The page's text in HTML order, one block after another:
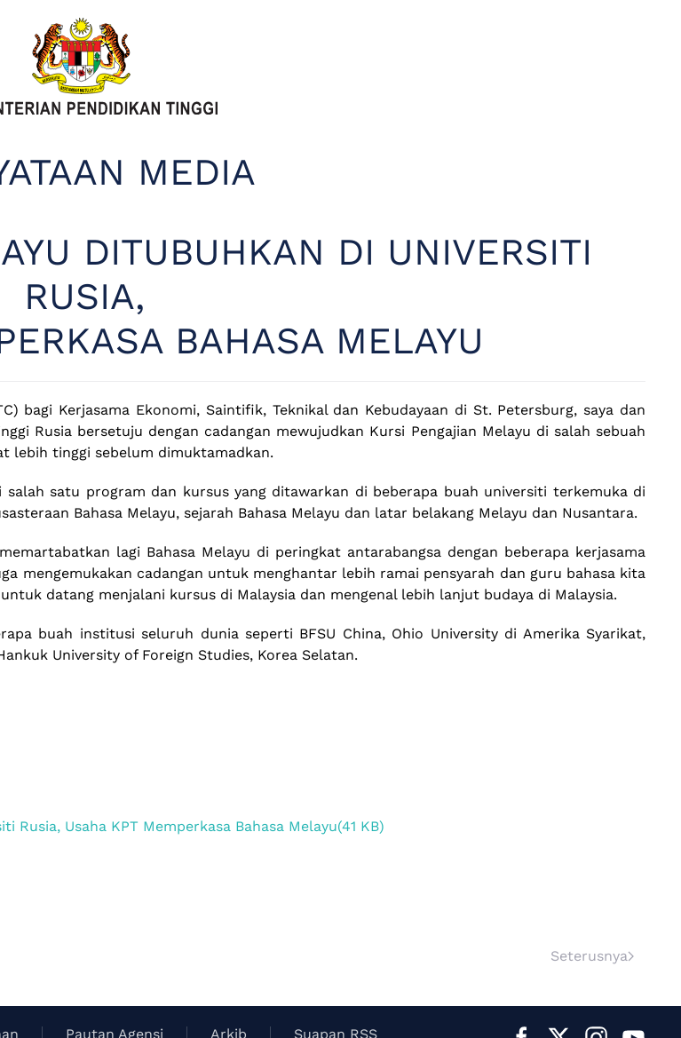
MEDIA
DITUBUHKAN DI UNIVERSITI
RUSIA,
BAHASA MELAYU
bagi Kerjasama Ekonomi, Saintifik, Teknikal dan Kebudayaan di St. Petersburg, saya dan
Rusia bersetuju dengan cadangan mewujudkan Kursi Pengajian Melayu di salah sebuah
lebih tinggi sebelum dimuktamadkan.
satu program dan kursus yang ditawarkan di beberapa buah universiti terkemuka di
Bahasa Melayu, sejarah Bahasa Melayu dan latar belakang Melayu dan Nusantara.
lagi Bahasa Melayu di peringkat antarabangsa dengan beberapa kerjasama
mengemukakan cadangan untuk menghantar lebih ramai pensyarah dan guru bahasa kita
datang menjalani kursus di Malaysia dan mengenal lebih lanjut budaya di Malaysia.
buah institusi seluruh dunia seperti BFSU China, Ohio University di Amerika Syarikat,
University of Foreign Studies, Korea Selatan.
Rusia, Usaha KPT Memperkasa Bahasa Melayu(41 KB)
Seterusnya
Pautan Agensi Arkib Suapan RSS